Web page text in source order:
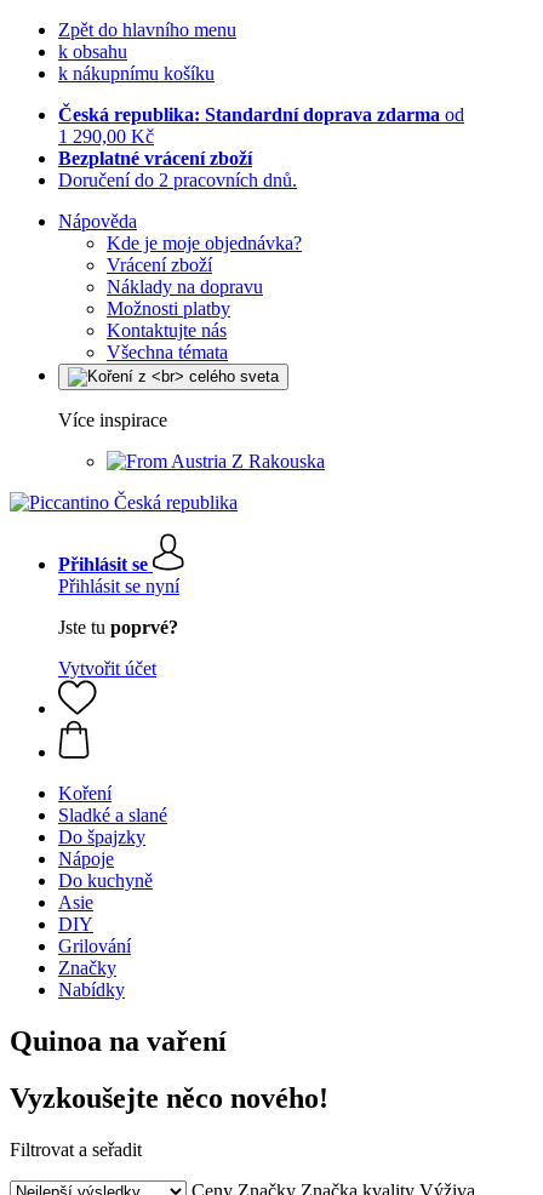
Zpět do hlavního menu
k obsahu
k nákupnímu košíku
Česká republika: Standardní doprava zdarma od
1 290,00 Kč
Bezplatné vrácení zboží
Doručení do 2 pracovních dnů.
Nápověda
Kde je moje objednávka?
Vrácení zboží
Náklady na dopravu
Možnosti platby
Kontaktujte nás
Všechna témata
Více inspirace
Z Rakouska
Přihlásit se
Přihlásit se nyní
Jste tu poprvé?
Vytvořit účet
Koření
Sladké a slané
Do špajzky
Nápoje
Do kuchyně
Asie
DIY
Grilování
Značky
Nabídky
Quinoa na vaření
Vyzkoušejte něco nového!
Filtrovat a seřadit
Ceny Značky Značka kvality Výživa